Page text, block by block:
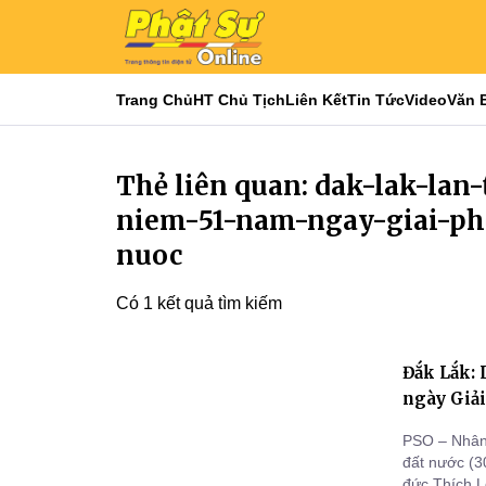
Trang ChủHT Chủ TịchLiên KếtTin TứcVideoVăn
Thẻ liên quan: dak-lak-
niem-51-nam-ngay-giai-
nuoc
Có 1 kết quả tìm kiếm
Đắk Lắk:
ngày
PSO –
đất nước